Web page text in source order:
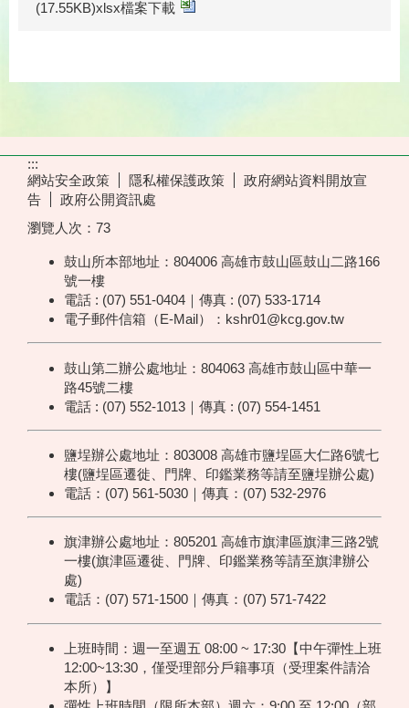
(17.55KB)xlsx檔案下載
:::
網站安全政策
隱私權保護政策
政府網站資料開放宣
告
政府公開資訊處
瀏覽人次： 73
鼓山所本部地址：804006 高雄市鼓山區鼓山二路166
號一樓
電話 : (07) 551-0404｜傳真 : (07) 533-1714
電子郵件信箱（E-Mail）：kshr01@kcg.gov.tw
鼓山第二辦公處地址：804063 高雄市鼓山區中華一
路45號二樓
電話 : (07) 552-1013｜傳真 : (07) 554-1451
鹽埕辦公處地址：803008 高雄市鹽埕區大仁路6號七
樓(鹽埕區遷徙、門牌、印鑑業務等請至鹽埕辦公處)
電話：(07) 561-5030｜傳真：(07) 532-2976
旗津辦公處地址：805201 高雄市旗津區旗津三路2號
一樓(旗津區遷徙、門牌、印鑑業務等請至旗津辦公
處)
電話：(07) 571-1500｜傳真：(07) 571-7422
上班時間：週一至週五 08:00 ~ 17:30【中午彈性上班
12:00~13:30，僅受理部分戶籍事項（受理案件請洽
本所）】